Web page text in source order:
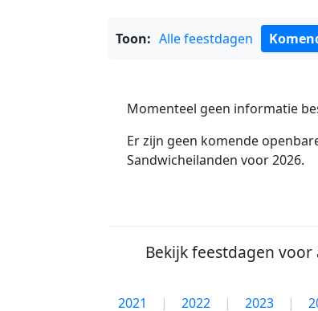
Toon: Alle feestdagen
Momenteel geen informatie
Er zijn geen komende
Sandwicheilanden voor 2026.
Bekijk feestdagen
2021 | 2022 | 2023 |